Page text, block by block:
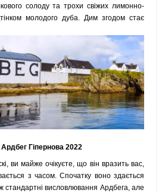
солоду та трохи свіжих лимонно-
молодого дуба. Дим згодом стає
Ардбег Гіпернова 2022
ви майже очікуєте, що він вразить вас,
з часом. Спочатку воно здається
висловлювання Ардбега, але